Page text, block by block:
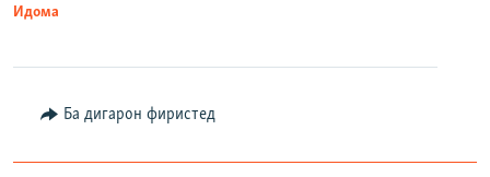
Идома
Ба дигарон фиристед